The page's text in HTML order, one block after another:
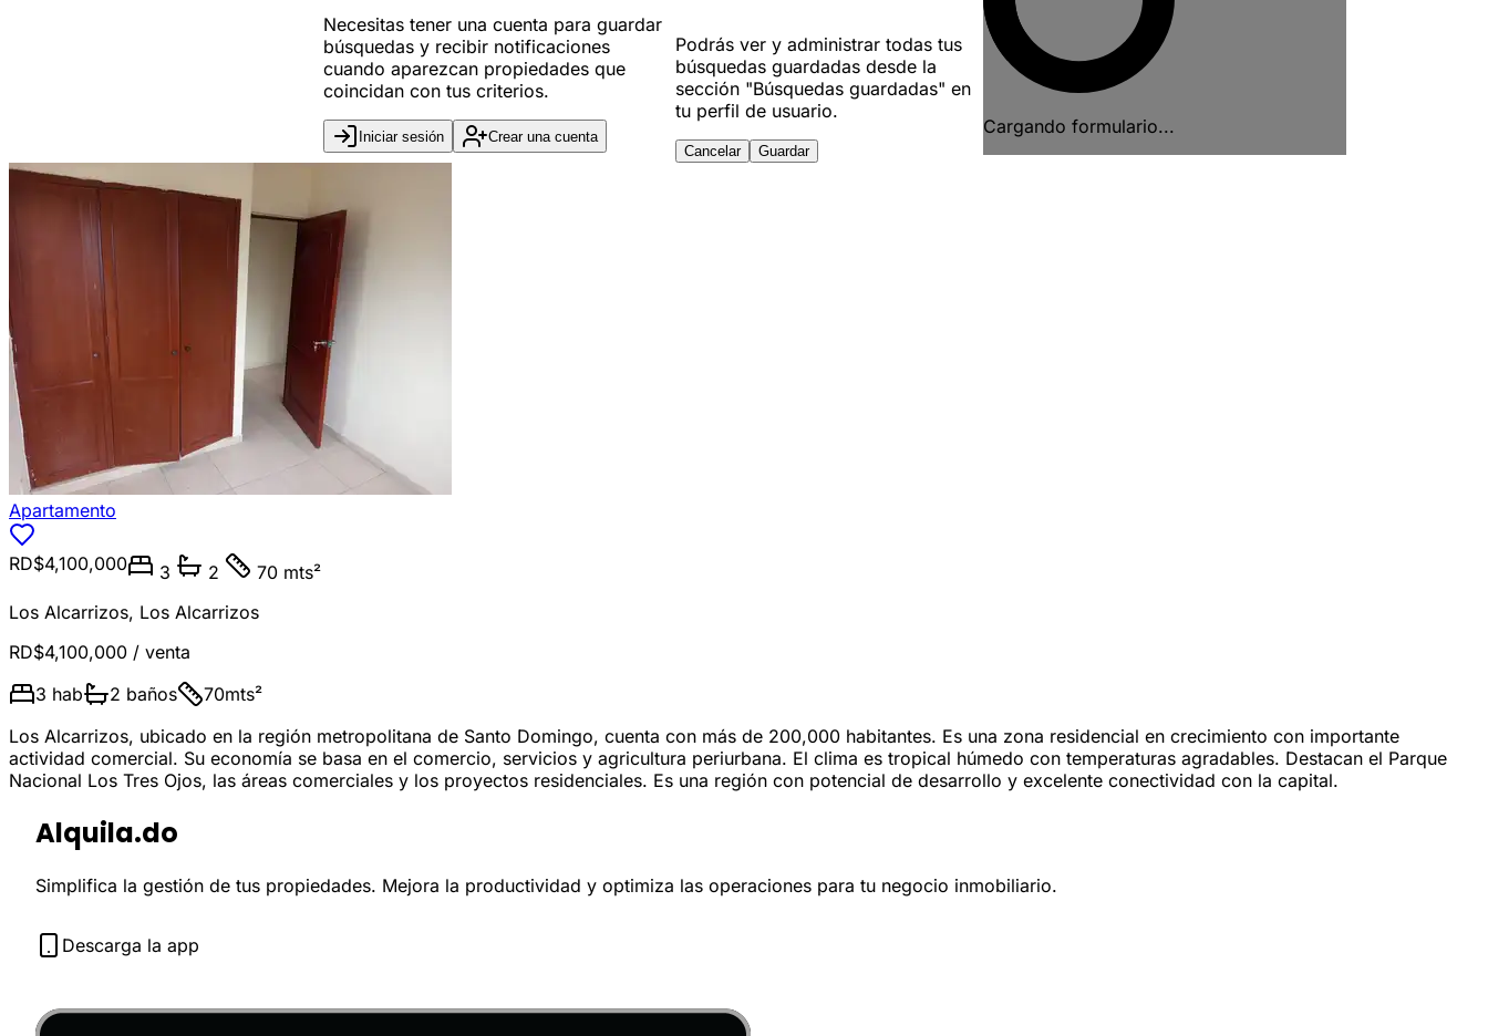
Necesitas tener una cuenta para guardar
búsquedas y recibir notificaciones
cuando aparezcan propiedades que
coincidan con tus criterios.
Iniciar sesión Crear una cuenta
Podrás ver y administrar todas tus
búsquedas guardadas desde la
sección "Búsquedas guardadas" en
tu perfil de usuario.
Cancelar Guardar
Cargando formulario...
Apartamento
RD$4,100,000 3 2
70 mts²
Los Alcarrizos, Los Alcarrizos
RD$4,100,000 / venta
3 hab 2 baños 70mts²
Los Alcarrizos, ubicado en la región metropolitana de Santo Domingo, cuenta con más de 200,000 habitantes. Es una zona residencial en crecimiento con importante
actividad comercial. Su economía se basa en el comercio, servicios y agricultura periurbana. El clima es tropical húmedo con temperaturas agradables. Destacan el Parque
Nacional Los Tres Ojos, las áreas comerciales y los proyectos residenciales. Es una región con potencial de desarrollo y excelente conectividad con la capital.
Alquila.do
Simplifica la gestión de tus propiedades. Mejora la productividad y optimiza las operaciones para tu negocio inmobiliario.
Descarga la app